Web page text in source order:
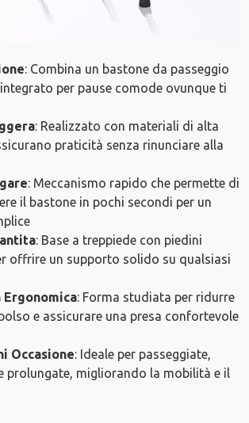
: Combina un bastone da passeggio
per pause comode ovunque ti
: Realizzato con materiali di alta
praticità senza rinunciare alla
: Meccanismo rapido che permette di
il bastone in pochi secondi per un
: Base a treppiede con piedini
offrire un supporto solido su qualsiasi
: Forma studiata per ridurre
e assicurare una presa confortevole
Occasione: Ideale per passeggiate,
prolungate, migliorando la mobilità e il